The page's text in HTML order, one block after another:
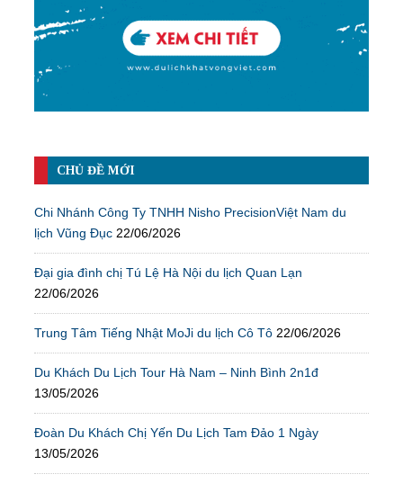
CHỦ ĐỀ MỚI
Chi Nhánh Công Ty TNHH Nisho PrecisionViệt Nam du
lịch Vũng Đục 22/06/2026
Đại gia đình chị Tú Lệ Hà Nội du lịch Quan Lạn
22/06/2026
Trung Tâm Tiếng Nhật MoJi du lịch Cô Tô 22/06/2026
Du Khách Du Lịch Tour Hà Nam – Ninh Bình 2n1đ
13/05/2026
Đoàn Du Khách Chị Yến Du Lịch Tam Đảo 1 Ngày
13/05/2026